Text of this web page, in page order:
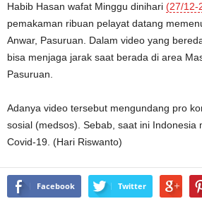
Habib Hasan wafat Minggu dinihari (27/12-
pemakaman ribuan pelayat datang
Anwar, Pasuruan. Dalam video yang
bisa menjaga jarak saat berada di area
Pasuruan.
Adanya video tersebut mengundang pro
sosial (medsos). Sebab, saat ini Indonesia
Covid-19. (Hari Riswanto)
Facebook Twitter